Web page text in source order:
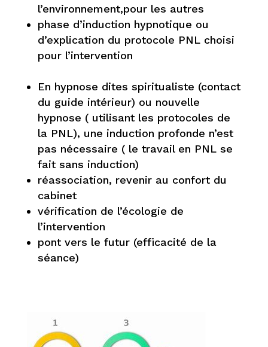
l’environnement,pour les autres
phase d’induction hypnotique ou
d’explication du protocole PNL choisi
pour l’intervention
En hypnose dites spiritualiste (contact
du guide intérieur) ou nouvelle
hypnose ( utilisant les protocoles de
la PNL), une induction profonde n’est
pas nécessaire ( le travail en PNL se
fait sans induction)
réassociation, revenir au confort du
cabinet
vérification de l’écologie de
l’intervention
pont vers le futur (efficacité de la
séance)